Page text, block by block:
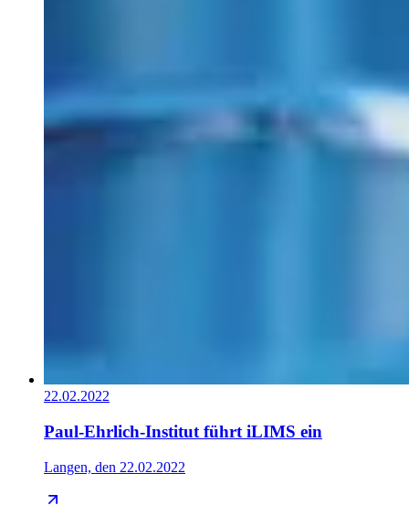
22.02.2022
Paul-Ehrlich-Institut führt iLIMS ein
Langen, den 22.02.2022